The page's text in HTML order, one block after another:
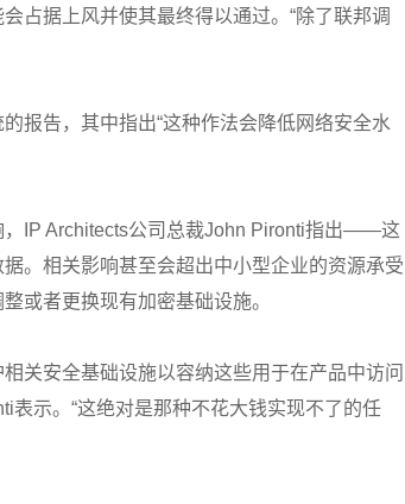
占据上风并使其最终得以通过。“除了联邦调
报告，其中指出“这种作法会降低网络安全水
，IP Architects公司总裁John Pironti指出——这
。相关影响甚至会超出中小型企业的资源承受
或者更换现有加密基础设施。
关安全基础设施以容纳这些用于在产品中访问
表示。“这绝对是那种不花大钱实现不了的任